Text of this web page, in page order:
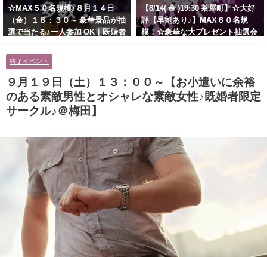
☆MAX５０名規模♪８月１４日
（金）１８：３０～ 豪華景品が抽
選で当たる♪一人参加 OK｜既婚者
に余裕のある健康的なオシャレ男
性と美容好きで優しさのある大人
女性の既婚者限定ビッグパーティ
ー♪＠池袋】
【8/14( 金 )19:30 茶屋町】☆大好
評【早割あり♪】MAX６０名規
模！☆豪華な大プレゼント抽選会
ティー♪＠茶屋町】
終了イベント
９月１９日（土）１３：００～【お小遣いに余裕
のある素敵男性とオシャレな素敵女性♪既婚者限定
サークル♪＠梅田】